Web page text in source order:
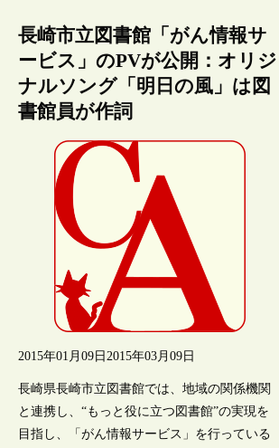
長崎市立図書館「がん情報サ
ービス」のPVが公開：オリジ
ナルソング「明日の風」は図
書館員が作詞
2015年01月09日 2015年03月09日
長崎県長崎市立図書館では、地域の関係機関
と連携し、“もっと役に立つ図書館”の実現を
目指し、「がん情報サービス」を行っている